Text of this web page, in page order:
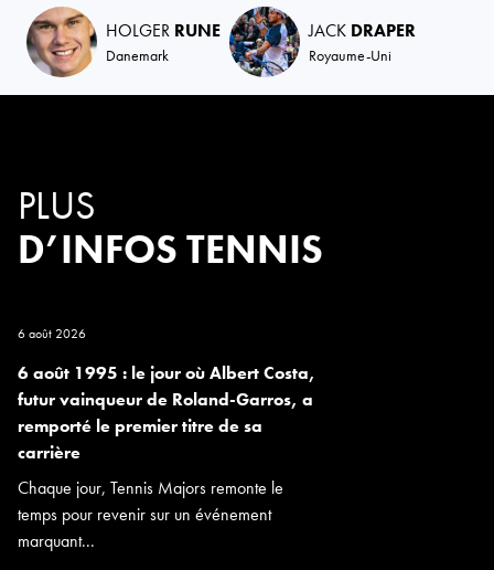
HOLGER RUNE
Danemark
JACK DRAPER
Royaume-Uni
PLUS
D’INFOS TENNIS
6 août 2026
6 août 1995 : le jour où Albert Costa,
futur vainqueur de Roland-Garros, a
remporté le premier titre de sa
carrière
Chaque jour, Tennis Majors remonte le
temps pour revenir sur un événement
marquant...